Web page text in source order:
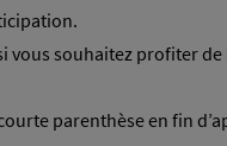
souhaitez profiter
parenthèse en fin